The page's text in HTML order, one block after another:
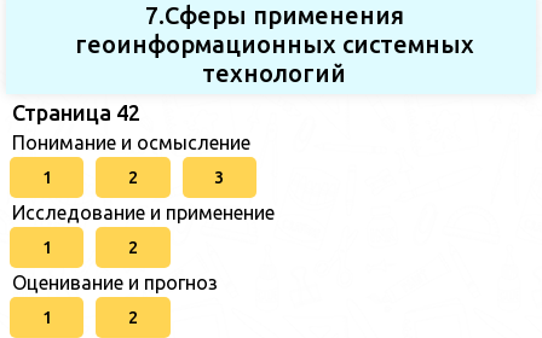
7.Сферы применения
геоинформационных системных
технологий
Страница 42
Понимание и осмысление
1 2 3
Исследование и применение
1 2
Оценивание и прогноз
1 2